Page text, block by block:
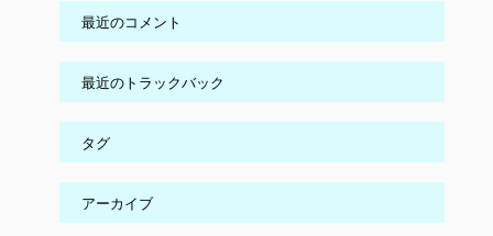
最近のコメント
最近のトラックバック
タグ
アーカイブ